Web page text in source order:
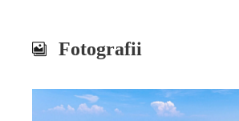
Fotografii